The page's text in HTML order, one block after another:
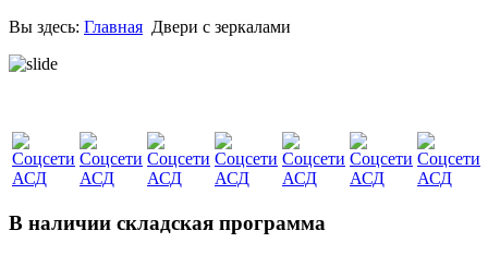
Вы здесь: Главная Двери с зеркалами
В наличии складская программа